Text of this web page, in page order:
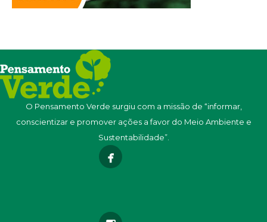
O Pensamento Verde surgiu com a missão de “informar,
conscientizar e promover ações a favor do Meio Ambiente e
Sustentabilidade”.